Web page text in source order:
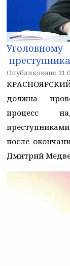
Опубликовано
должна
процесс
после
Дмитрий